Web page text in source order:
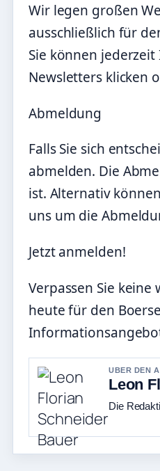
Wir legen großen
ausschließlich für
Sie können
Newsletters klicken
Abmeldung
Falls Sie sich
abmelden. Die
ist. Alternativ
uns um die
Jetzt anmelden!
Verpassen Sie
heute für den
UBER DEN
Leon
Die